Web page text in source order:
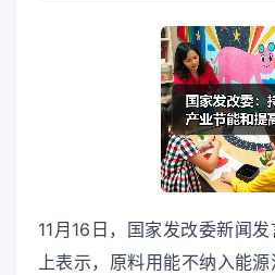
11月16日，国家发改委新闻
上表示，原料用能不纳入能